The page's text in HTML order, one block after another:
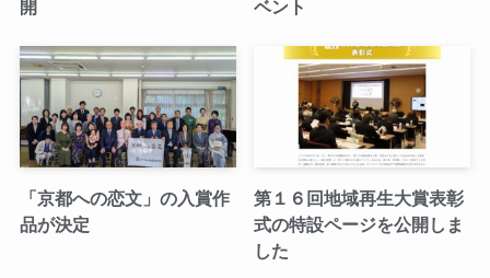
開
ベント
「京都への恋文」の入賞作
品が決定
第１６回地域再生大賞表彰
式の特設ページを公開しま
した